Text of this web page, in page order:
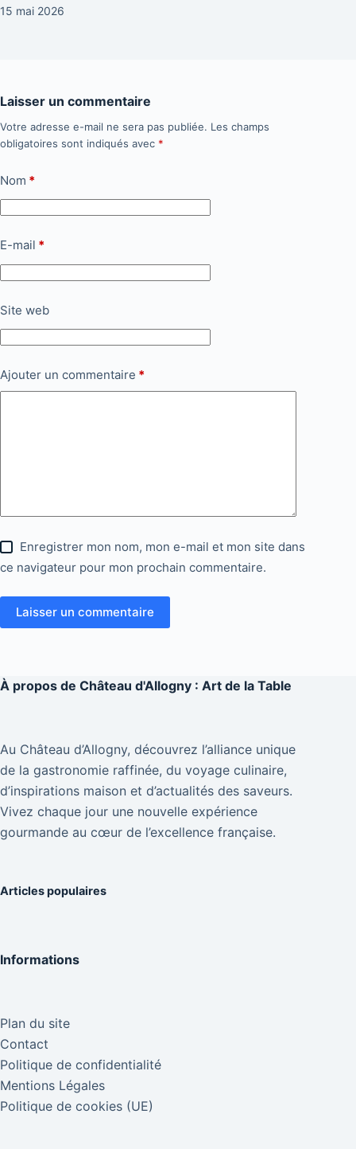
15 mai 2026
Laisser un commentaire
Votre adresse e-mail ne sera pas publiée. Les champs
obligatoires sont indiqués avec *
Nom *
E-mail *
Site web
Ajouter un commentaire *
Enregistrer mon nom, mon e-mail et mon site dans
ce navigateur pour mon prochain commentaire.
Laisser un commentaire
À propos de Château d'Allogny : Art de la Table
Au Château d’Allogny, découvrez l’alliance unique
de la gastronomie raffinée, du voyage culinaire,
d’inspirations maison et d’actualités des saveurs.
Vivez chaque jour une nouvelle expérience
gourmande au cœur de l’excellence française.
Articles populaires
Informations
Plan du site
Contact
Politique de confidentialité
Mentions Légales
Politique de cookies (UE)